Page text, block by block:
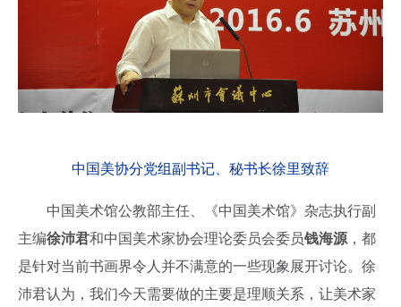
中国美协分党组副书记、秘书长徐里致辞
中国美术馆公教部主任、《中国美术馆》杂志执行副
主编徐沛君和中国美术家协会理论委员会委员钱海源 ，都
是针对当前书画界令人并不满意的一些现象展开讨论。徐
沛君认为，我们今天需要做的主要是理顺关系，让美术家